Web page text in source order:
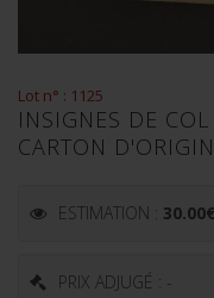
Lot n° : 1125
INSIGNES DE
CARTON
ESTIMATION : 30.00€
PRIX ADJUGÉ : -